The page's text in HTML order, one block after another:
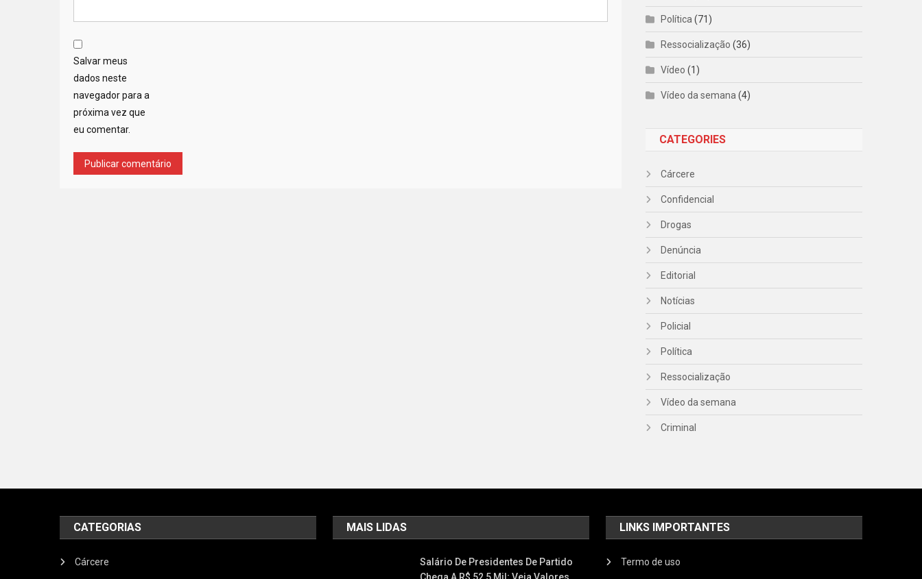
Salvar meus
dados neste
navegador para a
próxima vez que
eu comentar.
Política (71)
Ressocialização (36)
Vídeo (1)
Vídeo da semana (4)
CATEGORIES
Cárcere
Confidencial
Drogas
Denúncia
Editorial
Notícias
Policial
Política
Ressocialização
Vídeo da semana
Criminal
CATEGORIAS
Cárcere
MAIS LIDAS
Salário De Presidentes De Partido
LINKS IMPORTANTES
Termo de uso